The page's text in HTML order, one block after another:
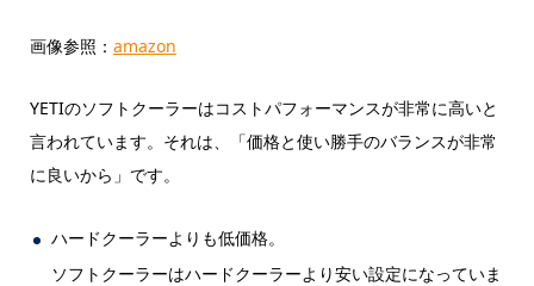
画像参照： amazon
YETIのソフトクーラーはコストパフォーマンスが非常に高いと
言われています。それは、「価格と使い勝手のバランスが非常
に良いから」です。
ハードクーラーよりも低価格。
ソフトクーラーはハードクーラーより安い設定になっていま